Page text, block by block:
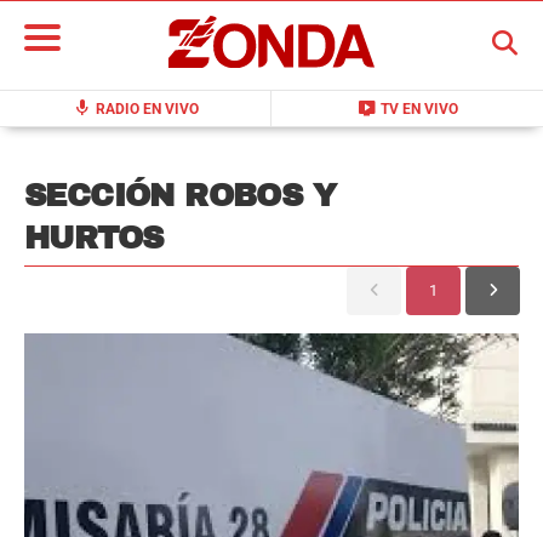
mic RADIO EN VIVO live_tv TV EN VIVO
BUSCAR
SECCIÓN ROBOS Y
HURTOS
1